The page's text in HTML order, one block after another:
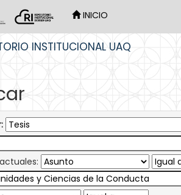
INICIO
INSTITUCIONAL UAQ